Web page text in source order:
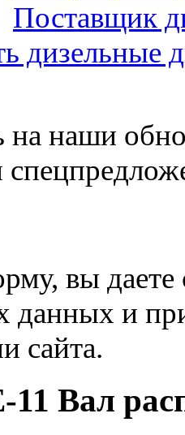
Поставщик
дизельные
наши
вы даете
данных и
сайта.
Вал